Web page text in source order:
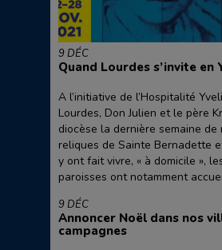
9 DÉC
Quand Lourdes s’invite en
A l’initiative de l’Hospitalité
Lourdes, Don Julien et le père
diocèse la dernière semaine de
reliques de Sainte Bernadette
y ont fait vivre, « à domicile »,
paroisses ont notamment
9 DÉC
Annoncer Noël dans nos
campagnes